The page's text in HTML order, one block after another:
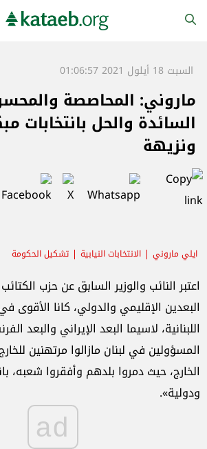
السبت 18 أيلول 2021 01:06:57
ماروني: المحاصصة
السائدة والحل بانتخابات
ونزيهة
ايلي ماروني الانتخابات النيابية تشكيل الحكومة
اعتبر النائب والوزير السابق عن حزب
البعدين الإقليمي والدولي، كانا
اللبنانية، لاسيما البعد الإيراني والبعد
المسؤولين في لبنان مازالوا مرتهنين
الخارج، حيث دمروا بلدهم وأفقروا شعبه،
ودولية».
ad